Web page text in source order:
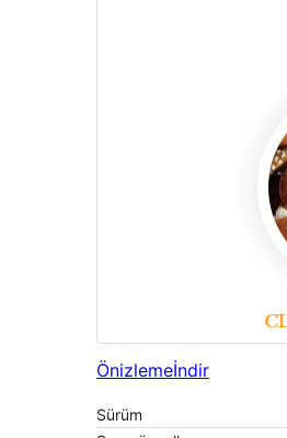
Önizlemeİndir
Sürüm